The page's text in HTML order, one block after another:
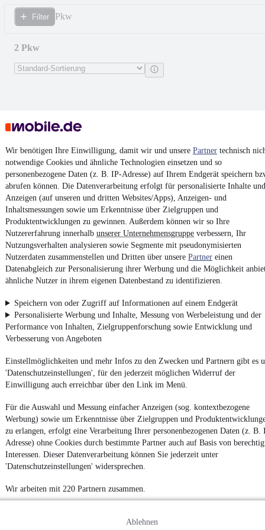
Wir benötigen Ihre Einwilligung, damit wir und unsere Partner technisch
notwendige Cookies und ähnliche Technologien einsetzen und so
personenbezogene Daten (z. B. IP-Adresse) auf Ihrem Endgerät speichern
abrufen können. Die Datenverarbeitung erfolgt für personalisierte Inhalte und
Anzeigen (auf unseren und dritten Websites/Apps), Anzeigen- und
Inhaltsmessungen sowie um Erkenntnisse über Zielgruppen und
Produktentwicklungen zu gewinnen. Außerdem können wir so Ihre
Nutzererfahrung innerhalb unserer Unternehmensgruppe verbessern, Ihr
Nutzungsverhalten analysieren sowie Segmente mit pseudonymisierten
Nutzerdaten zusammenstellen und Dritten über unsere Partner einen
Datenabgleich zur Personalisierung ihrer Werbung und die Möglichkeit
ähnliche Nutzer in ihrem eigenen Datenbestand zu identifizieren.
Speichern von oder Zugriff auf Informationen auf einem Endgerät
Personalisierte Werbung und Inhalte, Messung von Werbeleistung und der
Performance von Inhalten, Zielgruppenforschung sowie Entwicklung und
Verbesserung von Angeboten
Einstellmöglichkeiten und mehr Infos zu den Zwecken und Partnern gibt es
'Datenschutzeinstellungen', für den jederzeit möglichen Widerruf der
Einwilligung auch erreichbar über den Link im Menü.
Für die Auswahl und Messung einfacher Anzeigen (sog. kontextbezogene
Werbung) sowie um Erkenntnisse über Zielgruppen und
zu erlangen, erfolgt eine Verarbeitung Ihrer personenbezogenen Daten (z. B.
Adresse) ohne Cookies durch bestimmte Partner auch auf Basis von
Interessen. Dieser Datenverarbeitung können Sie jederzeit unter
'Datenschutzeinstellungen' widersprechen.
Wir arbeiten mit 220 Partnern zusammen.
Ablehnen
Filter Pkw
2 Pkw
Audi RS3 RS 3 Sportback 2.5 TFSI
quattro
31.800 €
Finanzierung ab 338 € mtl.
107.728 km •294 kW (400 PS)•Benzin
Audi RS7 RS 7 Sportback 4.0 TFSI
quattro B&O
Finanzierung ab 690 € mtl.
Reparierter Unfallschaden• EZ 07/2020•105.000 km•
441 kW (600 PS)•Benzin
¹MwSt. ausweisbar